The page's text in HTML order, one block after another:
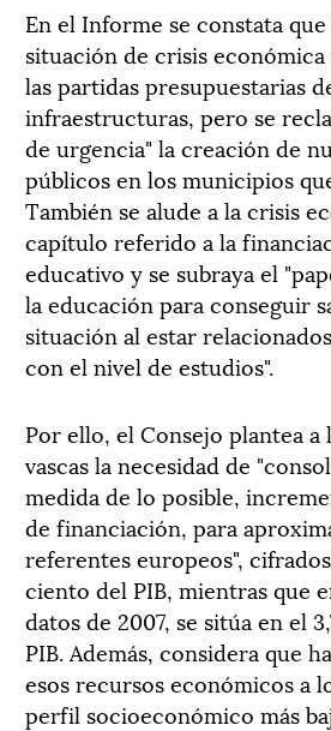
En el Informe se constata
situación de crisis
las partidas presupuestarias
infraestructuras, pero se
de urgencia" la creación de
públicos en los municipios
También se alude a la crisis
capítulo referido a la
educativo y se subraya el
la educación para conseguir
situación al estar
con el nivel de estudios".
Por ello, el Consejo plantea
vascas la necesidad de
medida de lo posible,
de financiación, para
referentes europeos",
ciento del PIB, mientras que
datos de 2007, se sitúa en el
PIB. Además, considera que
esos recursos económicos a
perfil socioeconómico más